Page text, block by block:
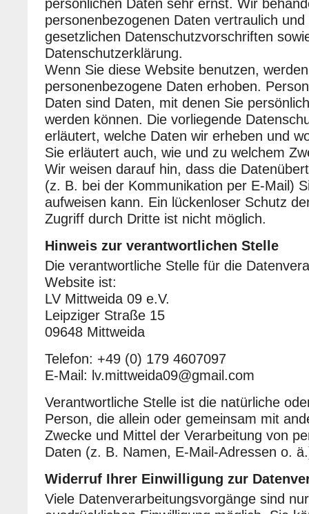
persönlichen Daten sehr ernst. Wir
personenbezogenen Daten vertraulich
gesetzlichen Datenschutzvorschriften
Datenschutzerklärung.
Wenn Sie diese Website benutzen,
personenbezogene Daten erhoben.
Daten sind Daten, mit denen Sie
werden können. Die vorliegende
erläutert, welche Daten wir erheben und
Sie erläutert auch, wie und zu welchem
Wir weisen darauf hin, dass die
(z. B. bei der Kommunikation per E-Mail)
aufweisen kann. Ein lückenloser Schutz
Zugriff durch Dritte ist nicht möglich.
Hinweis zur verantwortlichen Stelle
Die verantwortliche Stelle für die
Website ist:
LV Mittweida 09 e.V.
Leipziger Straße 15
09648 Mittweida
Telefon: +49 (0) 179 4607097
E-Mail: lv.mittweida09@gmail.com
Verantwortliche Stelle ist die natürliche
Person, die allein oder gemeinsam mit
Zwecke und Mittel der Verarbeitung von
Daten (z. B. Namen, E-Mail-Adressen o.
Widerruf Ihrer Einwilligung zur
Viele Datenverarbeitungsvorgänge sind